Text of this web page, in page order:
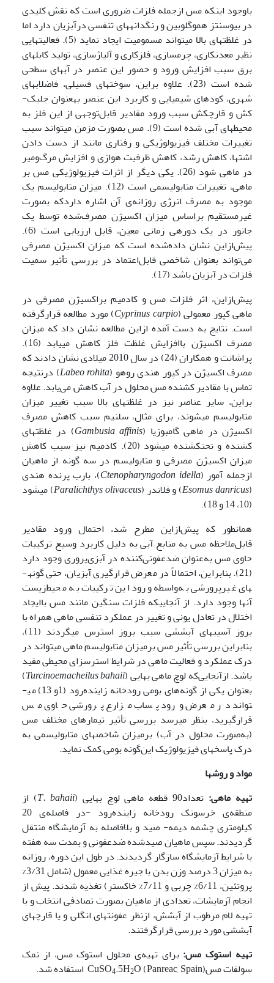
باوجود اینکه مس ازجمله فلزات ضروری است که نقش کلیدی
در بیوسنتز هموگلوبین و رنگدانه­های تنفسی درآبزیان دارد اما
در غلظت­های بالا می­تواند مسمومیت ایجاد نماید (5). فعالیت­هایی
نظیر معدن­کاری، چرم­سازی، فلز­کاری و آلیاژ­سازی، تولید کابل­های
برق سبب افزایش ورود و حضور این عنصر در آب­های سطحی
شده است (23). علاوه بر­این، سوخت­های فسیلی، فاضلاب­های
شهری، کود­های شیمیایی و کاربرد این عنصر به­عنوان جلبک-
کش و قارچ­کش سبب ورود مقادیر قابل‌توجهی از این فلز به
محیط­های آبی شده است (9). مس بصورت مزمن می­تواند سبب
تغییرات مختلف فیزیولوژیکی و رفتاری مانند از دست دادن
اشتها، کاهش رشد، کاهش ظرفیت هوازی و افزایش مرگ‌ومیر
در ماهی ­شود (26). یکی دیگر از اثرات فیزیولوژیکی مس بر
ماهی، تغییرات متابولیسمی است (12). میزان متابولیسم یک
موجود به مصرف انرژی روزانه‌ی آن اشاره داردکه بصورت
غیرمستقیم براساس میزان اکسیژن مصرف‌شده توسط یک
جانور در یک دوره­ی زمانی معین، قابل ارزیابی است (6).
پیش‌ازاین نشان داده‌شده است که میزان اکسیژن مصرفی
می‌تواند بعنوان شاخصی قابل‌اعتماد در بررسی تأثیر سمیت
فلزات در آبزیان باشد (17).
پیش‌ازاین، اثر فلزات مس و کادمیم براکسیژن مصرفی در
ماهی کپور معمولی (Cyprinus carpio) مورد مطالعه قرارگرفته
است. نتایج به ‌دست ‌آمده ازاین مطالعه نشان داد که میزان
مصرف اکسیژن باافزایش غلظت فلز کاهش می‍یابد (16).
پراشانت و همکاران (24) در سال 2010 میلادی نشان دادند که
مصرف اکسیژن در کپور هندی روهو (Labeo rohita) درنتیجه
تماس با مقادیر کشنده مس محلول در آب کاهش می‌یابد. علاوه
براین، سایر عناصر نیز در غلظت­های بالا سبب تغییر میزان
متابولیسم می­شوند، برای مثال، سلنیم سبب کاهش مصرف
اکسیژن در ماهی گامبوزیا (Gambusia affinis) در غلظت­های
کشنده و تحت­کشنده می­شود (20). کادمیم نیز سبب کاهش
میزان اکسیژن مصرفی و متابولیسم در سه گونه­ از ماهیان
ازجمله آمور (Ctenopharyngodon idella)، بارب پرنده هندی
(
Esomus danricus) و فلاندر (Paralichthys olivaceus) می­شود
(10، 14 و 18).
همانطور که پیش‌ازاین مطرح شد، احتمال ورود مقادیر
قابل‌ملاحظه مس به منابع آبی به دلیل کاربرد وسیع ترکیبات
حاوی مس به‌عنوان ضدعفونی‌کننده در آبزی‌پروری وجود دارد
(21). بنابراین، احتمالاً در معرض قرارگیری آبزیان، حتی گونه­
های غیرپرورشی به‌واسطه ورود این ترکیبات به محیط‌زیست
آنها وجود دارد. از آنجاییکه فلزات سنگین مانند مس باایجاد
اختلال در تعادل یونی و تغییر در عملکرد تنفسی ماهی همراه با
بروز آسیب­های آبششی سبب بروز استرس می­گردند (11)،
بنابراین بررسی تأثیر مس برمیزان متابولیسم ماهی می­تواند در
درک عملکرد و فعالیت ماهی در شرایط استرس­زای محیطی مفید
باشد. ازآنجایی‌که لوچ ماهی بهایی (Turcinoemacheilus bahaii
)
بعنوان یکی از گونه‌های بومی رودخانه زاینده‌رود (1و 13) می­
تواند در معرض ورود پساب مزارع پرورشی حاوی مس
قرارگیرید، بنظر می­رسد بررسی تأثیر تیمارهای مختلف مس
(به‌صورت محلول در آب) برمیزان شاخص­های متابولیسمی به
درک پاسخ­های فیزیولوژیک این‌گونه بومی کمک نماید.
مواد و روشها
تهیه ماهی: تعداد90 قطعه ماهی لوچ بهایی ( T. bahaii) از
منطقه‌ی خرسونک رودخانه زاینده‌رود -در فاصله‌ی 20
کیلومتری چشمه دیمه- صید و بلافاصله به آزمایشگاه منتقل
گردیدند. سپس ماهیان صیدشده ضدعفونی و بمدت سه هفته
با شرایط آزمایشگاه سازگار گردیدند. در طول این دوره، روزانه
به میزان 3 درصد وزن بدن با جیره غذایی معمول (شامل 3/31%
پروتئین، 6/11% چربی و 7/11% خاکستر) تغذیه شدند. پیش از
انجام آزمایشات، تعدادی از ماهیان بصورت تصادفی انتخاب و با
تهیه لام مرطوب از آبشش، ازنظر عفونت­های انگلی و یا قارچ­های
آبششی مورد بررسی قرارگرفتند.
تهیه استوک مس:برای تهیه‌ی محلول استوک مس، از نمک
سولفات مسCuSO
4.5H2O (Panreac, Spain) استفاده شد.